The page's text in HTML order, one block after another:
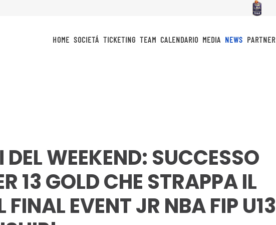
HOME SOCIETÁ TICKETING TEAM CALENDARIO MEDIA NEWS PARTNER
DEL WEEKEND: SUCCESSO
13 GOLD CHE STRAPPA IL
FINAL EVENT JR NBA FIP U13